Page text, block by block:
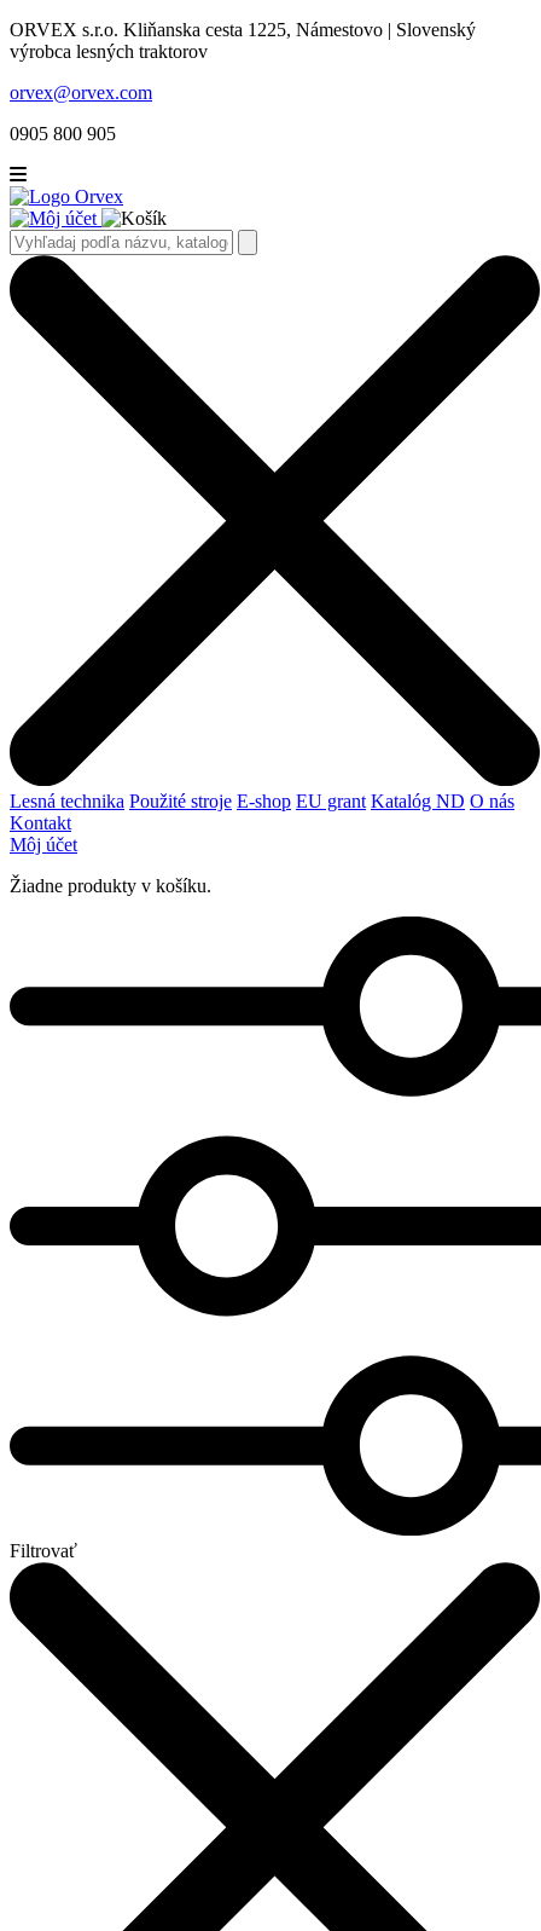
ORVEX s.r.o. Kliňanska cesta 1225, Námestovo | Slovenský
výrobca lesných traktorov
orvex@orvex.com
0905 800 905
Lesná technika Použité stroje E-shop EU grant Katalóg ND O nás
Kontakt
Môj účet
Žiadne produkty v košíku.
Filtrovať